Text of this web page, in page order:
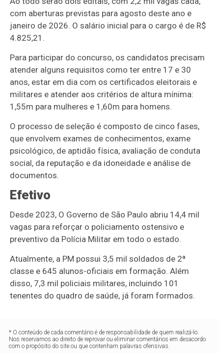
com aberturas previstas para agosto deste ano e
janeiro de 2026. O salário inicial para o cargo é de R$
4.825,21.
Para participar do concurso, os candidatos precisam
atender alguns requisitos como ter entre 17 e 30
anos, estar em dia com os certificados eleitorais e
militares e atender aos critérios de altura mínima:
1,55m para mulheres e 1,60m para homens.
O processo de seleção é composto de cinco fases,
que envolvem exames de conhecimentos, exame
psicológico, de aptidão física, avaliação de conduta
social, da reputação e da idoneidade e análise de
documentos.
Efetivo
Desde 2023, O Governo de São Paulo abriu 14,4 mil
vagas para reforçar o policiamento ostensivo e
preventivo da Polícia Militar em todo o estado.
Atualmente, a PM possui 3,5 mil soldados de 2ª
classe e 645 alunos-oficiais em formação. Além
disso, 7,3 mil policiais militares, incluindo 101
tenentes do quadro de saúde, já foram formados.
* O conteúdo de cada comentário é de responsabilidade de quem realizá-lo.
Nos reservamos ao direito de reprovar ou eliminar comentários em desacordo
com o propósito do site ou que contenham palavras ofensivas.